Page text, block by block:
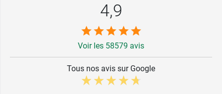
4,9
Voir les 58579 avis
Tous nos avis sur Google